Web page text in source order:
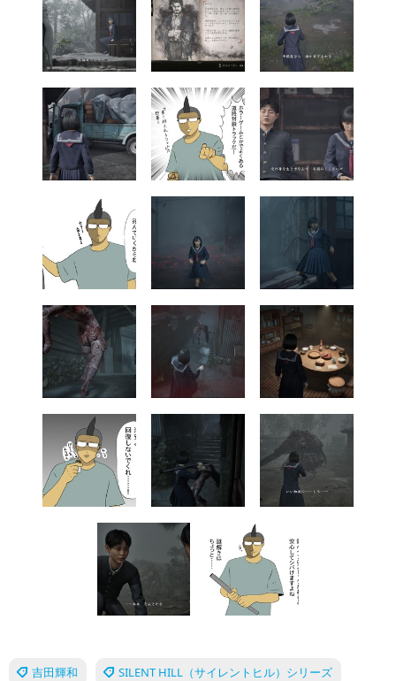
吉田輝和 SILENT HILL（サイレントヒル）シリーズ